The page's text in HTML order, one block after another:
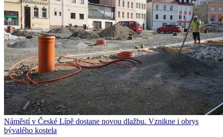
Náměstí v České Lípě dostane novou dlažbu. Vznikne i obrys
bývalého kostela